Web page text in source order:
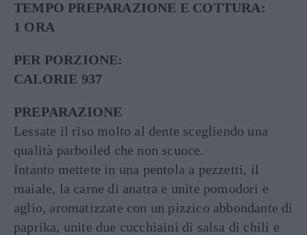
TEMPO PREPARAZIONE E COTTURA:
1 ORA
PER PORZIONE:
CALORIE 937
PREPARAZIONE
Lessate il riso molto al dente scegliendo una
qualità parboiled che non scuoce.
Intanto mettete in una pentola a pezzetti, il
maiale, la carne di anatra e unite pomodori e
aglio, aromatizzate con un pizzico abbondante di
paprika, unite due cucchiaini di salsa di chili e